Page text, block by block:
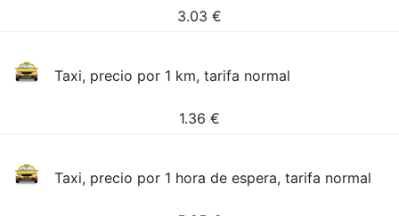
3.03 €
Taxi, precio por 1 km, tarifa normal
1.36 €
Taxi, precio por 1 hora de espera, tarifa normal